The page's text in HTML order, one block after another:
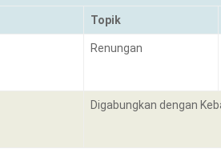
Topik
Renungan
Digabungkan dengan